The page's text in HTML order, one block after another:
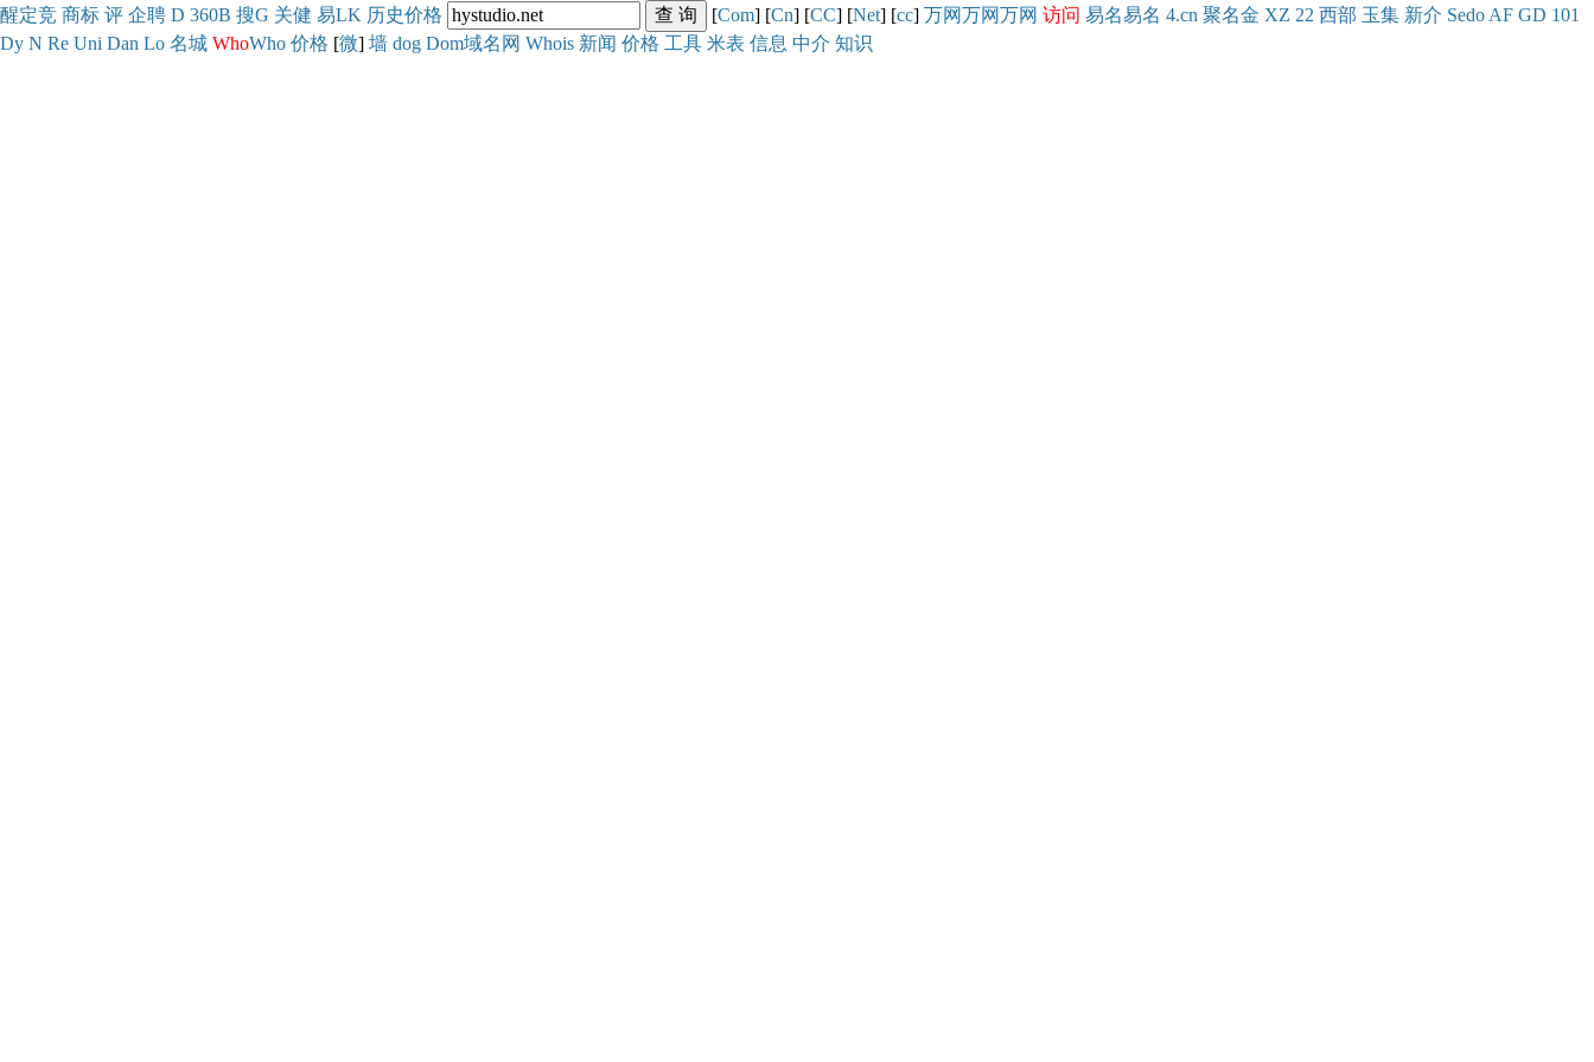
醒定竞 商标 评 企聘 D 360B 搜G 关健 易LK 历史价格 [Com] [Cn] [CC] [Net] [cc] 万网万网万网 访问 易名易名 4.cn 聚名金 XZ 22 西部 玉集 新介 Sedo AF GD 101
Dy N Re Uni Dan Lo 名城 WhoWho 价格 [微] 墙 dog Dom域名网 Whois 新闻 价格 工具 米表 信息 中介 知识